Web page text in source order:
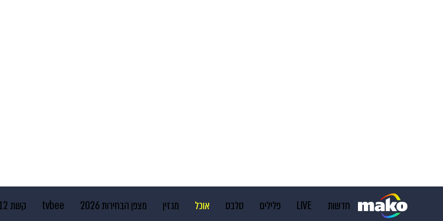
חדשות LIVE פלילים סלבס אוכל מגזין מצפן הבחירות 2026 tvbee קשת 12